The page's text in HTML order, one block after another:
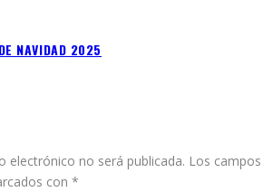
NAVIDAD 2025
electrónico no será publicada. Los campos
con *